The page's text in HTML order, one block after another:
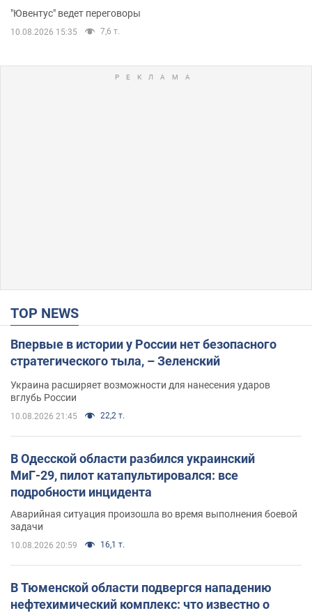
"Ювентус" ведет переговоры
10.08.2026 15:35 7,6 т.
TOP NEWS
Впервые в истории у России нет безопасного
стратегического тыла, – Зеленский
Украина расширяет возможности для нанесения ударов
вглубь России
10.08.2026 21:45 22,2 т.
В Одесской области разбился украинский
МиГ-29, пилот катапультировался: все
подробности инцидента
Аварийная ситуация произошла во время выполнения боевой
задачи
10.08.2026 20:59 16,1 т.
В Тюменской области подвергся нападению
нефтехимический комплекс: что известно о